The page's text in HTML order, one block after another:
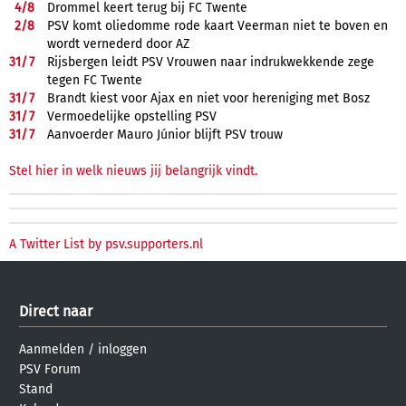
4/8
Drommel keert terug bij FC Twente
2/8
PSV komt oliedomme rode kaart Veerman niet te boven en
wordt vernederd door AZ
31/7
Rijsbergen leidt PSV Vrouwen naar indrukwekkende zege
tegen FC Twente
31/7
Brandt kiest voor Ajax en niet voor hereniging met Bosz
31/7
Vermoedelijke opstelling PSV
31/7 Aanvoerder Mauro Júnior blijft PSV trouw
Stel hier in welk nieuws jij belangrijk vindt.
A Twitter List by psv.supporters.nl
Direct naar
Aanmelden / inloggen
PSV Forum
Stand